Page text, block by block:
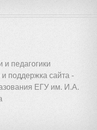
и педагогики
поддержка сайта -
ЕГУ им. И.А.